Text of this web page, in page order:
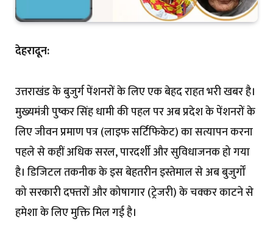
देहरादून:
उत्तराखंड के बुजुर्ग पेंशनरों के लिए एक बेहद राहत भरी खबर है।
मुख्यमंत्री पुष्कर सिंह धामी की पहल पर अब प्रदेश के पेंशनरों के
लिए जीवन प्रमाण पत्र (लाइफ सर्टिफिकेट) का सत्यापन करना
पहले से कहीं अधिक सरल, पारदर्शी और सुविधाजनक हो गया
है। डिजिटल तकनीक के इस बेहतरीन इस्तेमाल से अब बुजुर्गों
को सरकारी दफ्तरों और कोषागार (ट्रेजरी) के चक्कर काटने से
हमेशा के लिए मुक्ति मिल गई है।